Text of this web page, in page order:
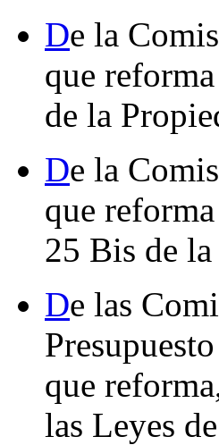
De la
que
de la
De la
que
25 Bis de
De las
que
las Leyes